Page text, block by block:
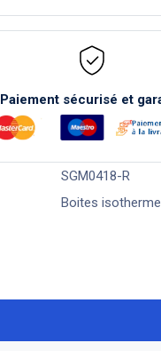
Paiement sécurisé et
SGM0418-R
Boites